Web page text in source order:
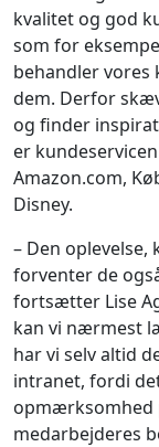
kvalitet og god
som for
behandler vores
dem. Derfor
og finder
er
Amazon.com,
Disney.
– Den oplevelse,
forventer de
fortsætter Lise
kan vi nærmest
har vi selv altid
intranet, fordi
opmærksomhed
medarbejderes